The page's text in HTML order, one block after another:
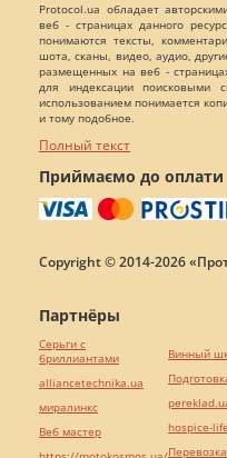
Protocol.ua обладает
веб - страницах данного
понимаются тексты,
шота, сканы, видео, аудио,
размещенных на веб -
для индексации поисковыми
использованием понимается
и тому подобное.
Полный текст
Приймаємо до оплати
Copyright © 2014-2026
Партнёры
Серьги с
бриллиантами
alliancetechnika.ua
миралинкс
Веб мастер
Винный
hospice-